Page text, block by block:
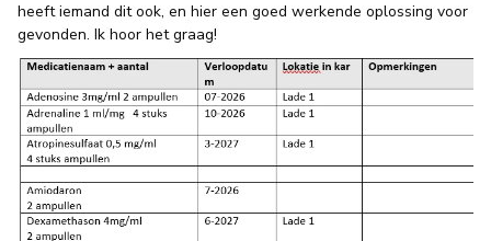
heeft iemand dit ook, en hier een goed werkende oplossing voor
gevonden. Ik hoor het graag!